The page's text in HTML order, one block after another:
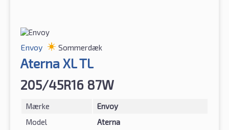
Envoy Sommerdæk
Aterna XL TL
205/45R16 87W
Mærke
Envoy
Model
Aterna